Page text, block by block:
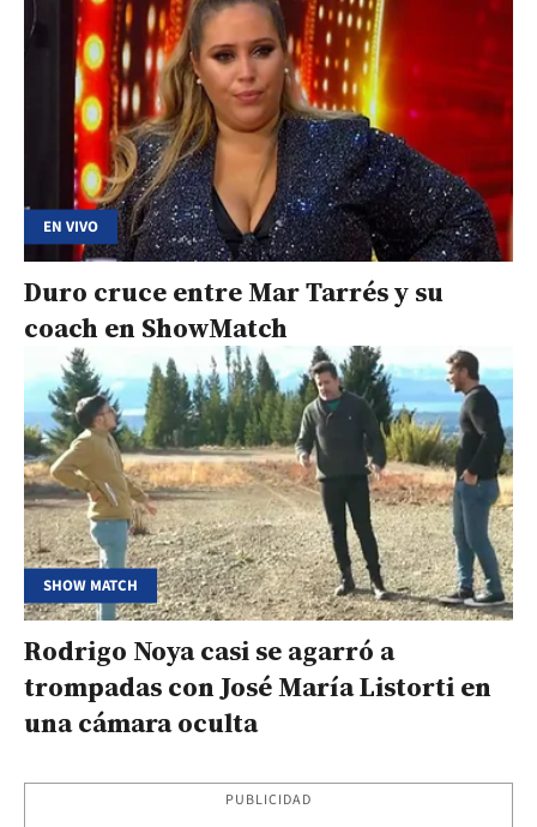
EN VIVO
Duro cruce entre Mar Tarrés y su
coach en ShowMatch
SHOW MATCH
Rodrigo Noya casi se agarró a
trompadas con José María Listorti en
una cámara oculta
PUBLICIDAD